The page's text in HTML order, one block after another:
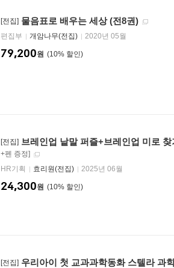
[전집] 물음표로 배우는 세상 (전8권)
편집부 개암나무(전집) 2020년 05월
10%
79,200원
[전집] 브레인업 낱말 퍼즐+브레인업 미로
+펜 증정]
HR기획
효리원(전집) 2025년 06월
10%
24,300원
[전집] 우리아이 첫 교과과학동화 스텔라 과